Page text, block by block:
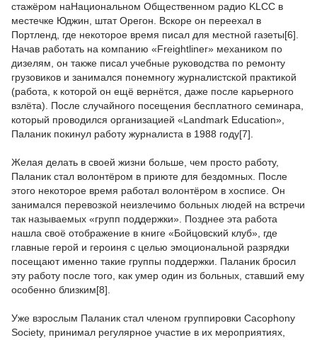
стажёром наНациональном Общественном радио KLCC в
местечке Юджин, штат Орегон. Вскоре он переехал в
Портленд, где некоторое время писал для местной газеты[6].
Начав работать на компанию «Freightliner» механиком по
дизелям, он также писал учебные руководства по ремонту
грузовиков и занимался понемногу журналистской практикой
(работа, к которой он ещё вернётся, даже после карьерного
взлёта). После случайного посещения бесплатного семинара,
который проводился организацией «Landmark Education»,
Паланик покинул работу журналиста в 1988 году[7].
Желая делать в своей жизни больше, чем просто работу,
Паланик стал волонтёром в приюте для бездомных. После
этого некоторое время работал волонтёром в хосписе. Он
занимался перевозкой неизлечимо больных людей на встречи
так называемых «групп поддержки». Позднее эта работа
нашла своё отображение в книге «Бойцовский клуб», где
главные герой и героиня с целью эмоциональной разрядки
посещают именно такие группы поддержки. Паланик бросил
эту работу после того, как умер один из больных, ставший ему
особенно близким[8].
Уже взрослым Паланик стал членом группировки Cacophony
Society, принимал регулярное участие в их мероприятиях,